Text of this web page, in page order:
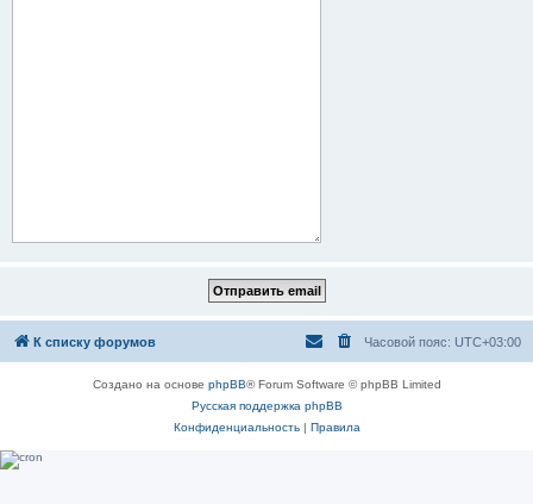
К списку форумов Часовой пояс: UTC+03:00
Создано на основе phpBB® Forum Software © phpBB Limited
Русская поддержка phpBB
Конфиденциальность| Правила